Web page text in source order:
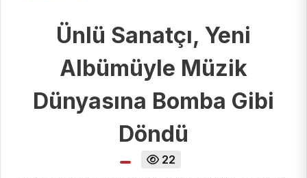
Ünlü Sanatçı, Yeni
Albümüyle Müzik
Dünyasına Bomba Gibi
Döndü
22